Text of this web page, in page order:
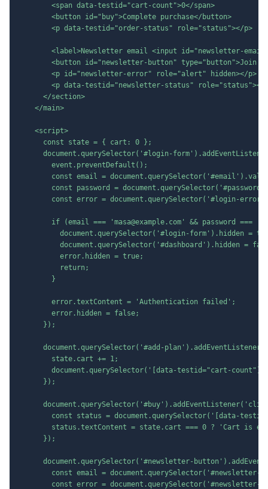
        <span data-testid="cart-count">0</span>
        <button id="buy">Complete purchase</button>
        <p data-testid="order-status" role="status"></p>
<label>Newsletter email <input id="newsletter-
<button id="newsletter-button" type="button">Join
        <p id="newsletter-error" role="alert" hidden></p>
<p data-testid="newsletter-status" role="status"></
      </section>
    </main>
    <script>
      const state = { cart: 0 };
document.querySelector('#login-
        event.preventDefault();
const email =
const password =
const error = document.querySelector('#login-
if (email === 'masa@example.com' && password ===
document.querySelector('#login-form').hidden =
document.querySelector('#dashboard').hidden =
          error.hidden = true;
          return;
        }
        error.textContent = 'Authentication failed';
        error.hidden = false;
      });
document.querySelector('#add-
        state.cart += 1;
document.querySelector('[data-testid="cart-
      });
const status = document.querySelector('[data-
status.textContent = state.cart === 0 ? 'Cart is
      });
document.querySelector('#newsletter-
const email = document.querySelector('#newsletter-
const error = document.querySelector('#newsletter-